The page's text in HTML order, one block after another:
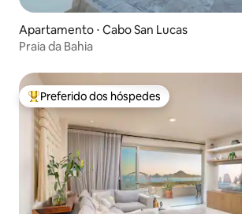
Apartamento ⋅ Cabo San Lucas
Praia da Bahia
Entre os melhores preferidos dos hóspedes
Preferido dos hóspedes